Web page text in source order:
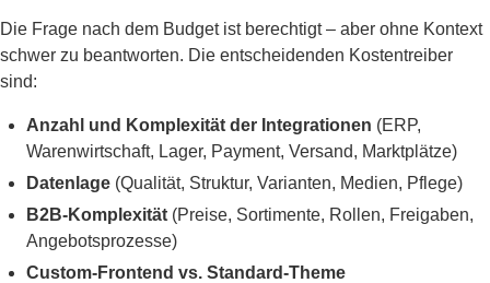
Die Frage nach dem Budget ist berechtigt – aber ohne Kontext
schwer zu beantworten. Die entscheidenden Kostentreiber
sind:
Anzahl und Komplexität der Integrationen (ERP,
Warenwirtschaft, Lager, Payment, Versand, Marktplätze)
Datenlage (Qualität, Struktur, Varianten, Medien, Pflege)
B2B-Komplexität (Preise, Sortimente, Rollen, Freigaben,
Angebotsprozesse)
Custom-Frontend vs. Standard-Theme